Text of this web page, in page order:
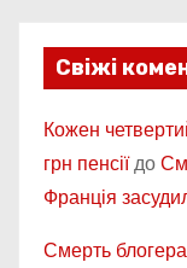
Свіжі
Кожен
грн пенсіїдо
Франція
Смерть